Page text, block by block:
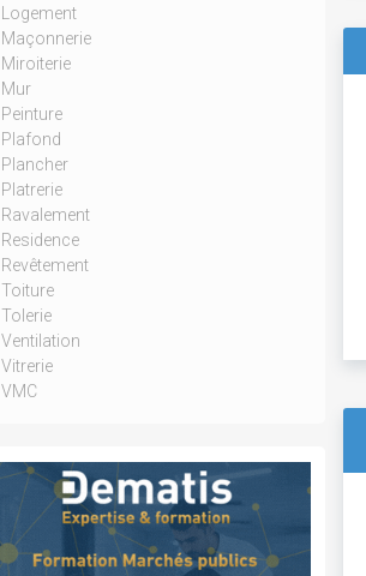
Logement
Maçonnerie
Miroiterie
Mur
Peinture
Plafond
Plancher
Platrerie
Ravalement
Residence
Revêtement
Toiture
Tolerie
Ventilation
Vitrerie
VMC